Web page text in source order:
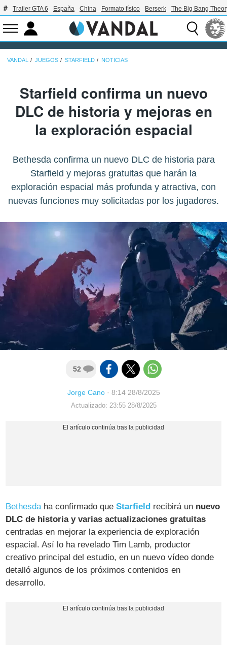
Trailer GTA 6 España China Formato físico Berserk The Big Bang
VANDAL JUEGOS STARFIELD NOTICIAS
Starfield confirma un nuevo
DLC de historia y mejoras en
la exploración espacial
Bethesda confirma un nuevo DLC de historia para
Starfield y mejoras gratuitas que harán la
exploración espacial más profunda y atractiva, con
nuevas funciones muy solicitadas por los jugadores.
52
Jorge Cano· 8:14 28/8/2025
Actualizado: 23:55 28/8/2025
Bethesdaha confirmado queStarfield recibirá un nuevo
DLC de historia y varias actualizaciones gratuitas
centradas en mejorar la experiencia de exploración
espacial. Así lo ha revelado Tim Lamb, productor
creativo principal del estudio, en un nuevo vídeo donde
detalló algunos de los próximos contenidos en
desarrollo.